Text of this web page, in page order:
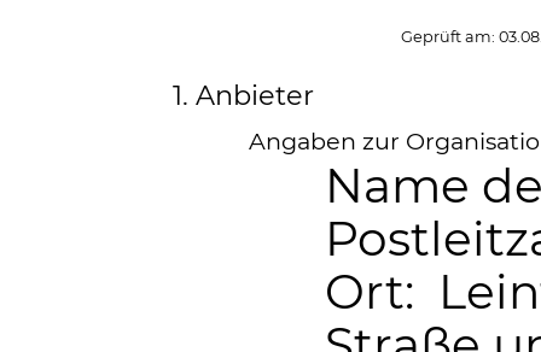
Geprüft am:
1. Anbieter
Angaben zur
Name
Ort: